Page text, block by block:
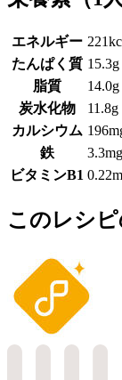
エネルギー
たんぱく質 15.3g
脂質
14.0g
炭水化物
11.8g
カルシウム
鉄
3.3mg
ビタミンB1
このレシ